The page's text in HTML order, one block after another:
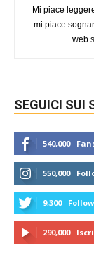
Mi piace
mi piace
web
SEGUICI SUI
540,000
550,000
9,300
290,000